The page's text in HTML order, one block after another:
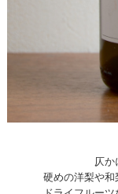
仄か
硬めの洋梨や